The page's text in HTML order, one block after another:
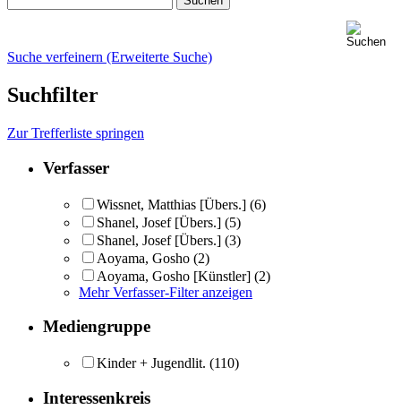
Suche verfeinern (Erweiterte Suche)
Suchfilter
Zur Trefferliste springen
Verfasser
Wissnet, Matthias [Übers.] (6)
Shanel, Josef [Übers.] (5)
Shanel, Josef [Übers.] (3)
Aoyama, Gosho (2)
Aoyama, Gosho [Künstler] (2)
Mehr Verfasser-Filter anzeigen
Mediengruppe
Kinder + Jugendlit. (110)
Interessenkreis